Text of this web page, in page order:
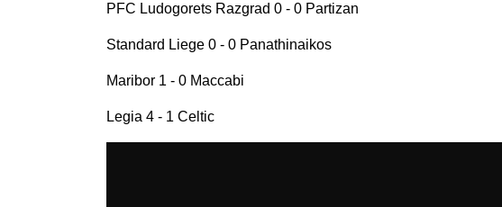
PFC Ludogorets Razgrad 0 - 0 Partizan
Standard Liege 0 - 0 Panathinaikos
Maribor 1 - 0 Maccabi
Legia 4 - 1 Celtic